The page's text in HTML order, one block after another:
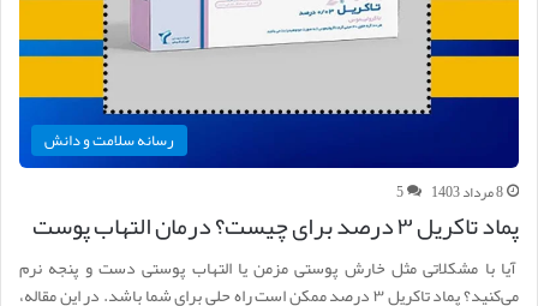
رسانه سلامت و دانش
8 مرداد 1403 5
پماد تاکریل ۳ درصد برای چیست؟ درمان التهاب پوست
آیا با مشکلاتی مثل خارش پوستی مزمن یا التهاب پوستی دست و پنجه نرم
می‌کنید؟ پماد تاکریل ۳ درصد ممکن است راه حلی برای شما باشد. در این مقاله،